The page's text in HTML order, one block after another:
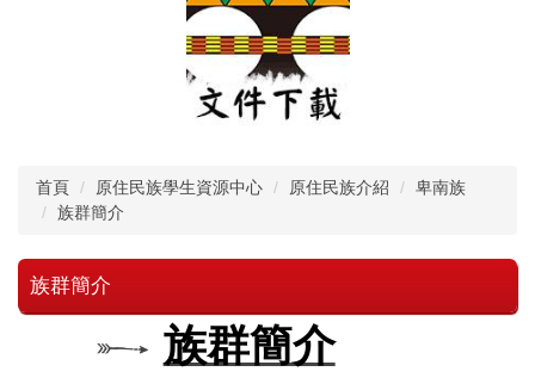
首頁 原住民族學生資源中心 原住民族介紹
卑南族
族群簡介
族群簡介
族群簡介